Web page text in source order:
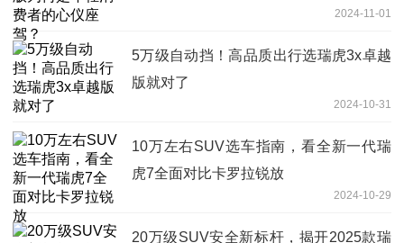
2024-11-01
5万级自动挡！高品质出行选瑞虎3x卓越
版就对了
2024-10-31
10万左右SUV选车指南，看全新一代瑞
虎7全面对比卡罗拉锐放
2024-10-29
20万级SUV安全新标杆，揭开2025款瑞